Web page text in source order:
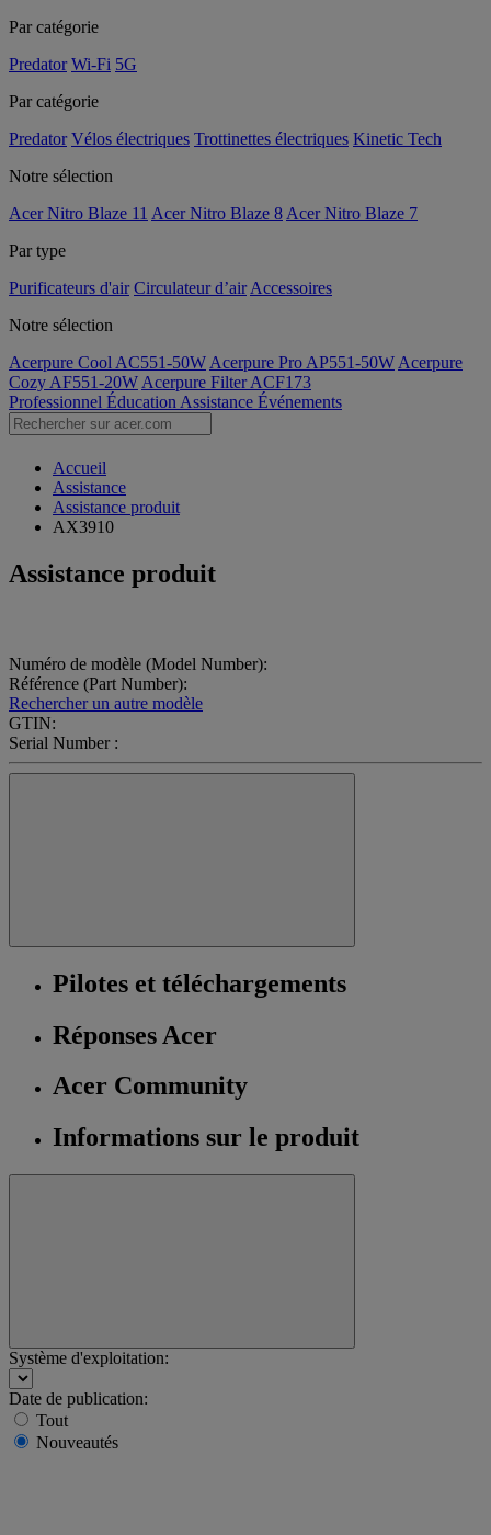
Par catégorie
Predator Wi-Fi 5G
Par catégorie
Predator Vélos électriques Trottinettes électriques Kinetic Tech
Notre sélection
Acer Nitro Blaze 11 Acer Nitro Blaze 8 Acer Nitro Blaze 7
Par type
Purificateurs d'air Circulateur d’air Accessoires
Notre sélection
Acerpure Cool AC551-50W Acerpure Pro AP551-50W Acerpure
Cozy AF551-20W Acerpure Filter ACF173
Professionnel Éducation Assistance Événements
Accueil
Assistance
Assistance produit
AX3910
Assistance produit
Numéro de modèle (Model Number):
Référence (Part Number):
Rechercher un autre modèle
GTIN:
Serial Number :
Pilotes et téléchargements
Réponses Acer
Acer Community
Informations sur le produit
Système d'exploitation:
Date de publication:
Tout
Nouveautés